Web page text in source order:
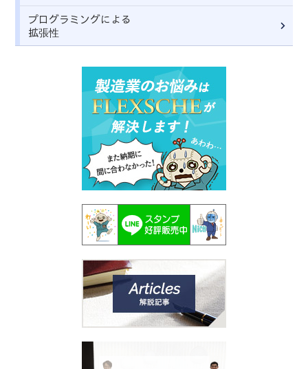
プログラミングによる
拡張性